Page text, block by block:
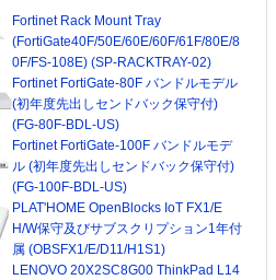
Fortinet Rack Mount Tray
(FortiGate40F/50E/60E/60F/61F/80E/8
0F/FS-108E) (SP-RACKTRAY-02)
Fortinet FortiGate-80F バンドルモデル
(初年度先出しセンドバック保守付)
(FG-80F-BDL-US)
Fortinet FortiGate-100F バンドルモデ
ル (初年度先出しセンドバック保守付)
(FG-100F-BDL-US)
PLAT'HOME OpenBlocks IoT FX1/E
H/W保守及びサブスクリプション1年付
属 (OBSFX1/E/D11/H1S1)
LENOVO 20X2SC8G00 ThinkPad L14